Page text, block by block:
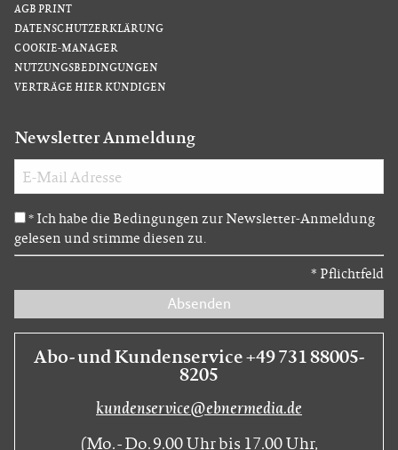
AGB PRINT
DATENSCHUTZERKLÄRUNG
COOKIE-MANAGER
NUTZUNGSBEDINGUNGEN
VERTRÄGE HIER KÜNDIGEN
Newsletter Anmeldung
* Ich habe die Bedingungen zur Newsletter-Anmeldung
gelesen und stimme diesen zu.
* Pflichtfeld
Absenden
Abo- und Kundenservice +49 731 88005-
8205
kundenservice@ebnermedia.de
(Mo. - Do. 9.00 Uhr bis 17.00 Uhr,